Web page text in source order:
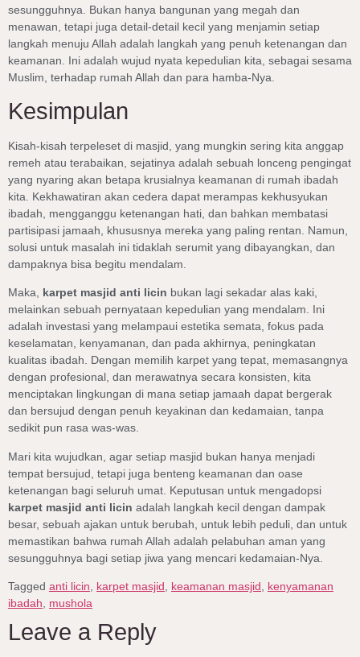
sesungguhnya. Bukan hanya bangunan yang megah dan
menawan, tetapi juga detail-detail kecil yang menjamin setiap
langkah menuju Allah adalah langkah yang penuh ketenangan dan
keamanan. Ini adalah wujud nyata kepedulian kita, sebagai sesama
Muslim, terhadap rumah Allah dan para hamba-Nya.
Kesimpulan
Kisah-kisah terpeleset di masjid, yang mungkin sering kita anggap
remeh atau terabaikan, sejatinya adalah sebuah lonceng pengingat
yang nyaring akan betapa krusialnya keamanan di rumah ibadah
kita. Kekhawatiran akan cedera dapat merampas kekhusyukan
ibadah, mengganggu ketenangan hati, dan bahkan membatasi
partisipasi jamaah, khususnya mereka yang paling rentan. Namun,
solusi untuk masalah ini tidaklah serumit yang dibayangkan, dan
dampaknya bisa begitu mendalam.
Maka, karpet masjid anti licin bukan lagi sekadar alas kaki,
melainkan sebuah pernyataan kepedulian yang mendalam. Ini
adalah investasi yang melampaui estetika semata, fokus pada
keselamatan, kenyamanan, dan pada akhirnya, peningkatan
kualitas ibadah. Dengan memilih karpet yang tepat, memasangnya
dengan profesional, dan merawatnya secara konsisten, kita
menciptakan lingkungan di mana setiap jamaah dapat bergerak
dan bersujud dengan penuh keyakinan dan kedamaian, tanpa
sedikit pun rasa was-was.
Mari kita wujudkan, agar setiap masjid bukan hanya menjadi
tempat bersujud, tetapi juga benteng keamanan dan oase
ketenangan bagi seluruh umat. Keputusan untuk mengadopsi
karpet masjid anti licin adalah langkah kecil dengan dampak
besar, sebuah ajakan untuk berubah, untuk lebih peduli, dan untuk
memastikan bahwa rumah Allah adalah pelabuhan aman yang
sesungguhnya bagi setiap jiwa yang mencari kedamaian-Nya.
Tagged anti licin, karpet masjid, keamanan masjid, kenyamanan
ibadah, mushola
Leave a Reply